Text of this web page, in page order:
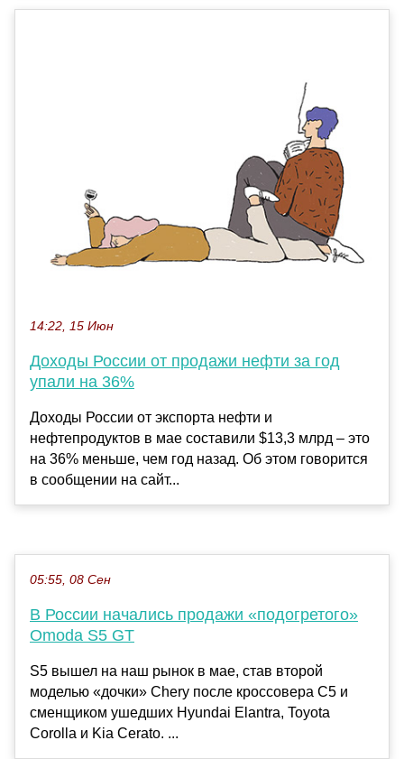
14:22, 15 Июн
Доходы России от продажи нефти за год
упали на 36%
Доходы России от экспорта нефти и
нефтепродуктов в мае составили $13,3 млрд – это
на 36% меньше, чем год назад. Об этом говорится
в сообщении на сайт...
05:55, 08 Сен
В России начались продажи «подогретого»
Omoda S5 GT
S5 вышел на наш рынок в мае, став второй
моделью «дочки» Chery после кроссовера C5 и
сменщиком ушедших Hyundai Elantra, Toyota
Corolla и Kia Cerato. ...